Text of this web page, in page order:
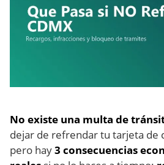
No existe una multa de
dejar de refrendar tu tarjeta de
pero hay3 consecuencias